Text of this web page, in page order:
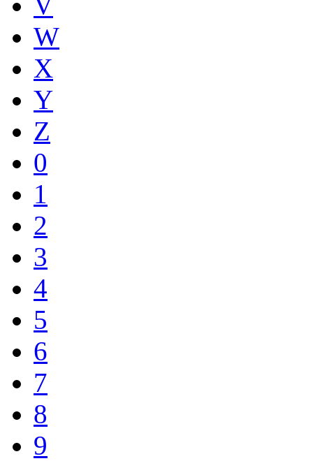
W
X
Y
Z
0
1
2
3
4
5
6
7
8
9